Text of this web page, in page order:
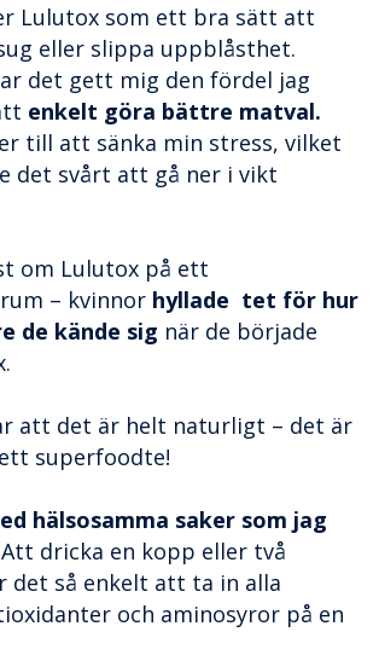
Lulutox som ett bra sätt att
eller slippa uppblåsthet.
det gett mig den fördel jag
enkelt göra bättre matval.
till att sänka min stress, vilket
det svårt att gå ner i vikt
om Lulutox på ett
– kvinnor hyllade tet för hur
de kände sig när de började
att det är helt naturligt – det är
superfoodte!
hälsosamma saker som jag
dricka en kopp eller två
det så enkelt att ta in alla
och aminosyror på en